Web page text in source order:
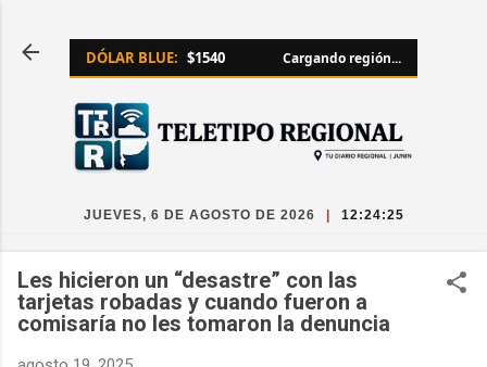
DÓLAR BLUE: $1540 Cargando región...
JUEVES, 6 DE AGOSTO DE 2026 12:24:26
Les hicieron un “desastre” con las
tarjetas robadas y cuando fueron a
comisaría no les tomaron la denuncia